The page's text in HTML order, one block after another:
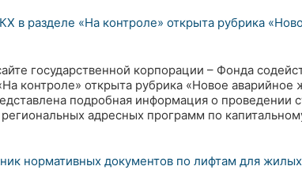
в разделе «На контроле» открыта рубрика
государственной корпорации – Фонда
контроле» открыта рубрика «Новое аварийное
подробная информация о проведении
адресных программ по
нормативных документов по лифтам для